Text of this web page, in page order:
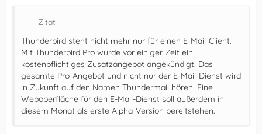
Zitat
Thunderbird steht nicht mehr nur für einen E-Mail-Client.
Mit Thunderbird Pro wurde vor einiger Zeit ein
kostenpflichtiges Zusatzangebot angekündigt. Das
gesamte Pro-Angebot und nicht nur der E-Mail-Dienst wird
in Zukunft auf den Namen Thundermail hören. Eine
Weboberfläche für den E-Mail-Dienst soll außerdem in
diesem Monat als erste Alpha-Version bereitstehen.